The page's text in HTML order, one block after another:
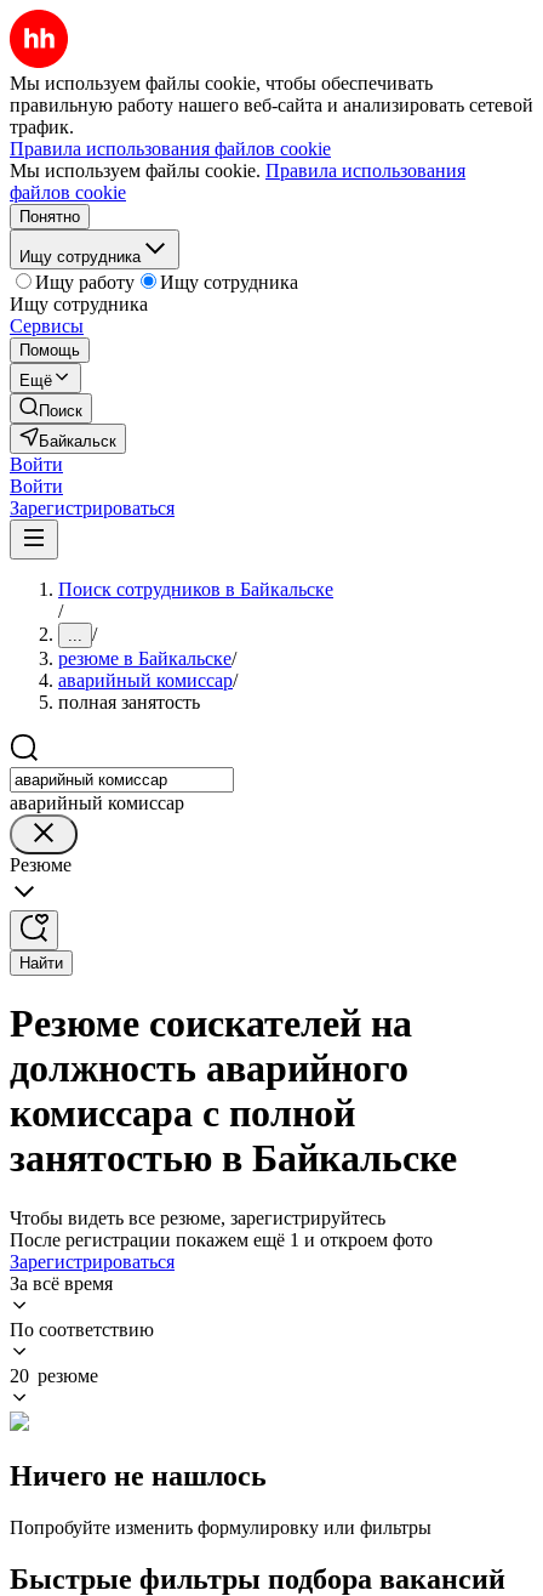
Мы используем файлы cookie, чтобы обеспечивать
правильную работу нашего веб-сайта и анализировать сетевой
трафик.
Правила использования файлов cookie
Мы используем файлы cookie. Правила использования
файлов cookie
Понятно
Ищу сотрудника
Ищу работу
Ищу сотрудника
Ищу сотрудника
Сервисы
Помощь
Ещё
Поиск
Байкальск
Войти
Войти
Зарегистрироваться
Поиск сотрудников в Байкальске
/
... /
резюме в Байкальске/
аварийный комиссар/
полная занятость
аварийный комиссар
Резюме
Найти
Резюме соискателей на
должность аварийного
комиссара с полной
занятостью в Байкальске
Чтобы видеть все резюме, зарегистрируйтесь
После регистрации покажем ещё 1 и откроем фото
Зарегистрироваться
За всё время
По соответствию
20 резюме
Ничего не нашлось
Попробуйте изменить формулировку или фильтры
Быстрые фильтры подбора вакансий